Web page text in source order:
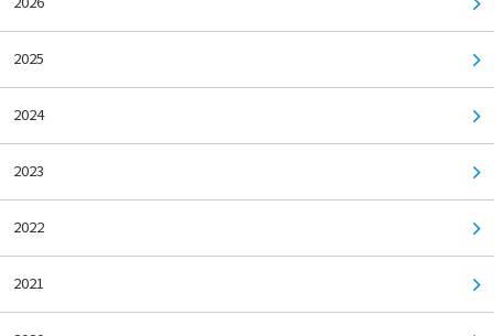
2025
2024
2023
2022
2021